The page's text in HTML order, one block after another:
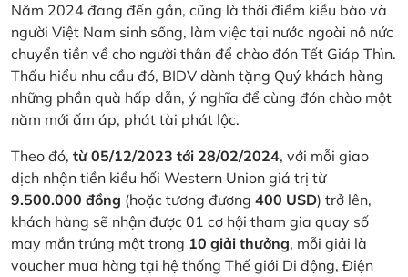
Năm 2024 đang đến gần, cũng là thời điểm kiều bào và
người Việt Nam sinh sống, làm việc tại nước ngoài nô nức
chuyển tiền về cho người thân để chào đón Tết Giáp Thìn.
Thấu hiểu nhu cầu đó, BIDV dành tặng Quý khách hàng
những phần quà hấp dẫn, ý nghĩa để cùng đón chào một
năm mới ấm áp, phát tài phát lộc.
Theo đó, từ 05/12/2023 tới 28/02/2024, với mỗi giao
dịch nhận tiền kiều hối Western Union giá trị từ
9.500.000 đồng (hoặc tương đương 400 USD) trở lên,
khách hàng sẽ nhận được 01 cơ hội tham gia quay số
may mắn trúng một trong 10 giải thưởng, mỗi giải là
voucher mua hàng tại hệ thống Thế giới Di động, Điện